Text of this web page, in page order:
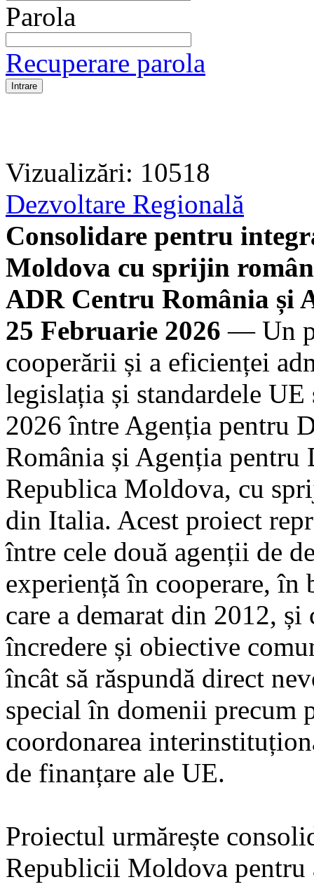
Parola
Recuperare parola
Vizualizări: 10518
Dezvoltare Regională
Consolidare pentru
Moldova cu sprijin
ADR Centru România și
25 Februarie 2026 — Un
cooperării și a eficienței
legislația și standardele
2026 între Agenția pentru
România și Agenția pentru
Republica Moldova, cu
din Italia. Acest proiect
între cele două agenții de
experiență în cooperare, în
care a demarat din 2012, și
încredere și obiective
încât să răspundă direct
special în domenii precum
coordonarea
de finanțare ale UE.
Proiectul urmărește
Republicii Moldova pentru